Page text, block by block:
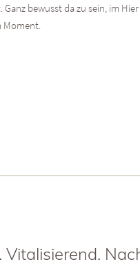
bewusst da zu sein, im